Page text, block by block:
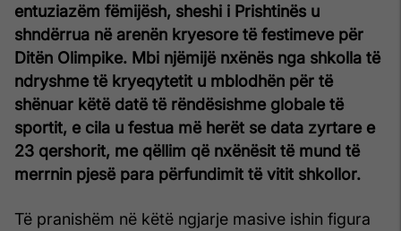
entuziazëm fëmijësh, sheshi i Prishtinës u
shndërrua në arenën kryesore të festimeve për
Ditën Olimpike. Mbi njëmijë nxënës nga shkolla të
ndryshme të kryeqytetit u mblodhën për të
shënuar këtë datë të rëndësishme globale të
sportit, e cila u festua më herët se data zyrtare e
23 qershorit, me qëllim që nxënësit të mund të
merrnin pjesë para përfundimit të vitit shkollor.
Të pranishëm në këtë ngjarje masive ishin figura